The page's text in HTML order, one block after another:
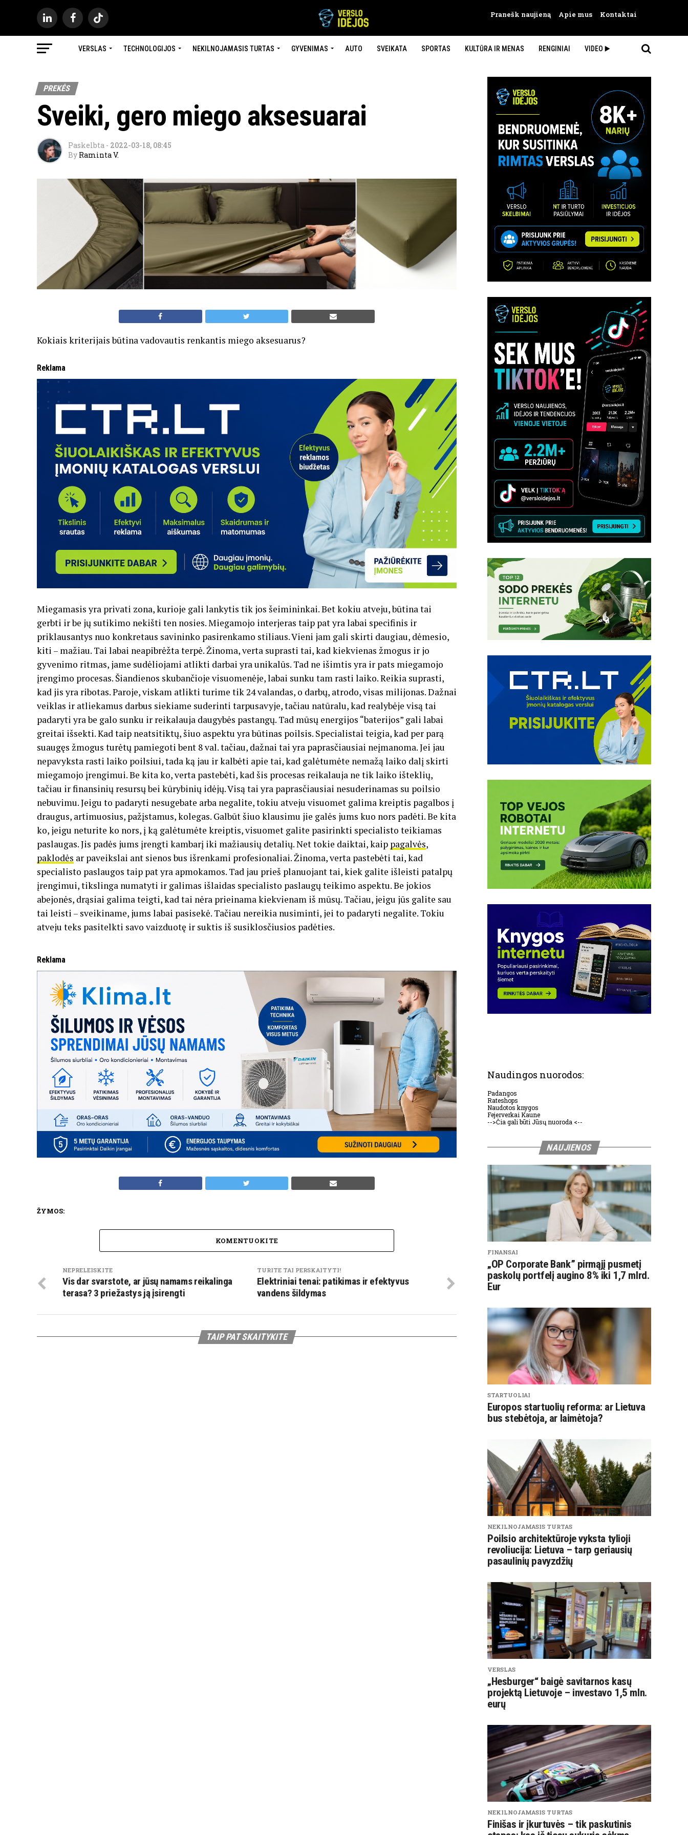
Pranešk naujieną Apie mus Kontaktai
VERSLAS TECHNOLOGIJOS NEKILNOJAMASIS TURTAS GYVENIMAS AUTO SVEIKATA SPORTAS KULTŪRA IR MENAS RENGINIAI VIDEO ▶️
PREKĖS
Sveiki, gero miego aksesuarai
Paskelbta - 2022-03-18, 08:45
By Raminta V.
Kokiais kriterijais būtina vadovautis renkantis miego aksesuarus?
Reklama
Miegamasis yra privati zona, kurioje gali lankytis tik jos šeimininkai. Bet kokiu atveju, būtina tai
gerbti ir be jų sutikimo nekišti ten nosies. Miegamojo interjeras taip pat yra labai specifinis ir
priklausantys nuo konkretaus savininko pasirenkamo stiliaus. Vieni jam gali skirti daugiau, dėmesio,
kiti – mažiau. Tai labai neapibrėžta terpė. Žinoma, verta suprasti tai, kad kiekvienas žmogus ir jo
gyvenimo ritmas, jame sudėliojami atlikti darbai yra unikalūs. Tad ne išimtis yra ir pats miegamojo
įrengimo procesas. Šiandienos skubančioje visuomenėje, labai sunku tam rasti laiko. Reikia suprasti,
kad jis yra ribotas. Paroje, viskam atlikti turime tik 24 valandas, o darbų, atrodo, visas milijonas. Dažnai
veiklas ir atliekamus darbus siekiame suderinti tarpusavyje, tačiau natūralu, kad realybėje visą tai
padaryti yra be galo sunku ir reikalauja daugybės pastangų. Tad mūsų energijos “baterijos” gali labai
greitai išsekti. Kad taip neatsitiktų, šiuo aspektu yra būtinas poilsis. Specialistai teigia, kad per parą
suaugęs žmogus turėtų pamiegoti bent 8 val. tačiau, dažnai tai yra paprasčiausiai neįmanoma. Jei jau
nepavyksta rasti laiko poilsiui, tada ką jau ir kalbėti apie tai, kad galėtumėte nemažą laiko dalį skirti
miegamojo įrengimui. Be kita ko, verta pastebėti, kad šis procesas reikalauja ne tik laiko išteklių,
tačiau ir finansinių resursų bei kūrybinių idėjų. Visą tai yra paprasčiausiai nesuderinamas su poilsio
nebuvimu. Jeigu to padaryti nesugebate arba negalite, tokiu atveju visuomet galima kreiptis pagalbos į
draugus, artimuosius, pažįstamus, kolegas. Galbūt šiuo klausimu jie galės jums kuo nors padėti. Be kita
ko, jeigu neturite ko nors, į ką galėtumėte kreiptis, visuomet galite pasirinkti specialisto teikiamas
paslaugas. Jis padės jums įrengti kambarį iki mažiausių detalių. Net tokie daiktai, kaip pagalvės,
paklodės ar paveikslai ant sienos bus išrenkami profesionaliai. Žinoma, verta pastebėti tai, kad
specialisto paslaugos taip pat yra apmokamos. Tad jau prieš planuojant tai, kiek galite išleisti patalpų
įrengimui, tikslinga numatyti ir galimas išlaidas specialisto paslaugų teikimo aspektu. Be jokios
abejonės, drąsiai galima teigti, kad tai nėra prieinama kiekvienam iš mūsų. Tačiau, jeigu jūs galite sau
tai leisti – sveikiname, jums labai pasisekė. Tačiau nereikia nusiminti, jei to padaryti negalite. Tokiu
atveju teks pasitelkti savo vaizduotę ir suktis iš susiklosčiusios padėties.
Reklama
ŽYMOS:
KOMENTUOKITE
TURITE TAI PERSKAITYTI!
Elektriniai tenai: patikimas ir efektyvus
vandens šildymas
NEPRELEISKITE
Vis dar svarstote, ar jūsų namams reikalinga
terasa? 3 priežastys ją įsirengti
TAIP PAT SKAITYKITE
Naudingos nuorodos:
Padangos
Rateshops
Naudotos knygos
Fejerverkai Kaune
-->Čia gali būti Jūsų nuoroda <--
NAUJIENOS
FINANSAI
„OP Corporate Bank” pirmąjį pusmetį
paskolų portfelį augino 8% iki 1,7 mlrd.
Eur
STARTUOLIAI
Europos startuolių reforma: ar Lietuva
bus stebėtoja, ar laimėtoja?
NEKILNOJAMASIS TURTAS
Poilsio architektūroje vyksta tylioji
revoliucija: Lietuva – tarp geriausių
pasaulinių pavyzdžių
VERSLAS
„Hesburger“ baigė savitarnos kasų
projektą Lietuvoje – investavo 1,5 mln.
eurų
NEKILNOJAMASIS TURTAS
Finišas ir įkurtuvės – tik paskutinis